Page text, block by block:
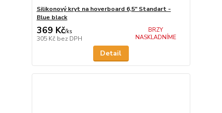
Silikonový kryt na hoverboard 6,5" Standart -
Blue black
369 Kč/ks
305 Kč bez DPH
BRZY
NASKLADNÍME
Detail